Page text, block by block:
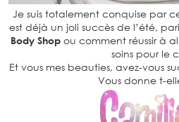
Je suis totalement conquise par
est déjà un joli succès de l’été,
Body Shopou comment réussir à
soins pour le
Et vous mes beauties, avez-vous
Vous donne t-